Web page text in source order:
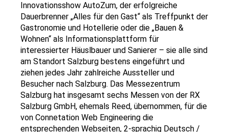
Innovationsshow AutoZum, der erfolgreiche
Dauerbrenner „Alles für den Gast“ als Treffpunkt der
Gastronomie und Hotellerie oder die „Bauen &
Wohnen“ als Informationsplattform für
interessierter Häuslbauer und Sanierer – sie alle sind
am Standort Salzburg bestens eingeführt und
ziehen jedes Jahr zahlreiche Aussteller und
Besucher nach Salzburg. Das Messezentrum
Salzburg hat insgesamt sechs Messen von der RX
Salzburg GmbH, ehemals Reed, übernommen, für die
von Connetation Web Engineering die
entsprechenden Webseiten, 2-sprachig Deutsch /